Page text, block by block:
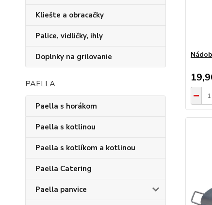
Kliešte a obracačky
Palice, vidličky, ihly
Doplnky na grilovanie
PAELLA
Paella s horákom
Paella s kotlinou
Paella s kotlíkom a kotlinou
Paella Catering
Paella panvice